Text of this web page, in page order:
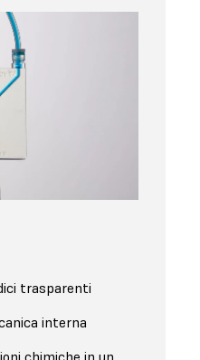
trasparenti
interna
chimiche in un